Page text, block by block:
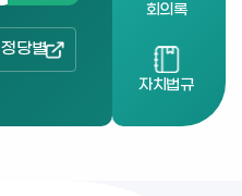
정당별
회의록
자치법규